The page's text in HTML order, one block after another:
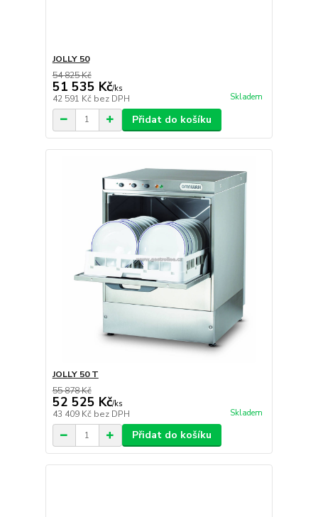
JOLLY 50
54 825 Kč
51 535 Kč/ks
42 591 Kč bez DPH Skladem
Přidat do košíku
JOLLY 50 T
55 878 Kč
52 525 Kč/ks
43 409 Kč bez DPH Skladem
Přidat do košíku